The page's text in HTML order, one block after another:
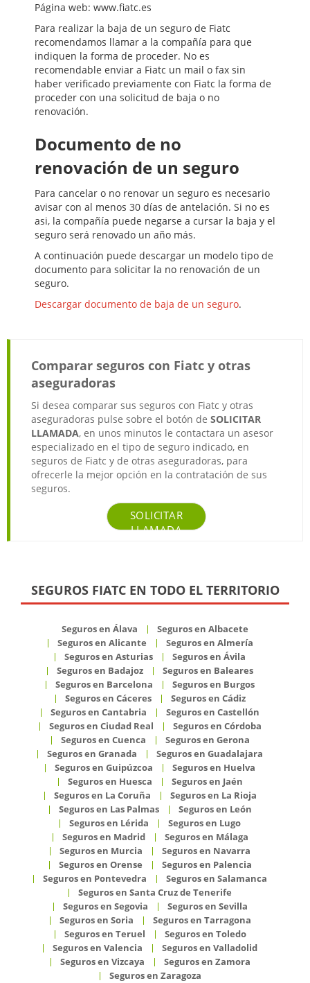
Página web: www.fiatc.es
Para realizar la baja de un seguro de Fiatc
recomendamos llamar a la compañía para que
indiquen la forma de proceder. No es
recomendable enviar a Fiatc un mail o fax sin
haber verificado previamente con Fiatc la forma de
proceder con una solicitud de baja o no
renovación.
Documento de no
renovación de un seguro
Para cancelar o no renovar un seguro es necesario
avisar con al menos 30 días de antelación. Si no es
asi, la compañía puede negarse a cursar la baja y el
seguro será renovado un año más.
A continuación puede descargar un modelo tipo de
documento para solicitar la no renovación de un
seguro.
Descargar documento de baja de un seguro.
Comparar seguros con Fiatc y otras
aseguradoras
Si desea comparar sus seguros con Fiatc y otras
aseguradoras pulse sobre el botón de SOLICITAR
LLAMADA, en unos minutos le contactara un asesor
especializado en el tipo de seguro indicado, en
seguros de Fiatc y de otras aseguradoras, para
ofrecerle la mejor opción en la contratación de sus
seguros.
SOLICITAR
LLAMADA
SEGUROS FIATC EN TODO EL TERRITORIO
Seguros en Álava
Seguros en Albacete
Seguros en Alicante
Seguros en Almería
Seguros en Asturias
Seguros en Ávila
Seguros en Badajoz
Seguros en Baleares
Seguros en Barcelona
Seguros en Burgos
Seguros en Cáceres
Seguros en Cádiz
Seguros en Cantabria
Seguros en Castellón
Seguros en Ciudad Real
Seguros en Córdoba
Seguros en Cuenca
Seguros en Gerona
Seguros en Granada
Seguros en Guadalajara
Seguros en Guipúzcoa
Seguros en Huelva
Seguros en Huesca
Seguros en Jaén
Seguros en La Coruña
Seguros en La Rioja
Seguros en Las Palmas
Seguros en León
Seguros en Lérida
Seguros en Lugo
Seguros en Madrid
Seguros en Málaga
Seguros en Murcia
Seguros en Navarra
Seguros en Orense
Seguros en Palencia
Seguros en Pontevedra
Seguros en Salamanca
Seguros en Santa Cruz de Tenerife
Seguros en Segovia
Seguros en Sevilla
Seguros en Soria
Seguros en Tarragona
Seguros en Teruel
Seguros en Toledo
Seguros en Valencia
Seguros en Valladolid
Seguros en Vizcaya
Seguros en Zamora
Seguros en Zaragoza